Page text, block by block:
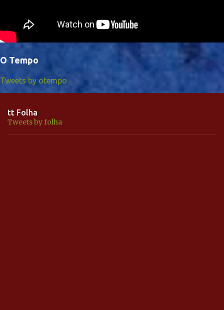
O Tempo
Tweets by otempo
tt Folha
Tweets by folha